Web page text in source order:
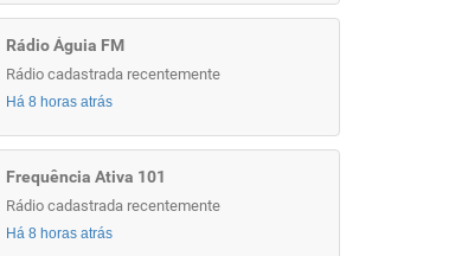
Rádio Águia FM
Rádio cadastrada recentemente
Há 8 horas atrás
Frequência Ativa 101
Rádio cadastrada recentemente
Há 8 horas atrás